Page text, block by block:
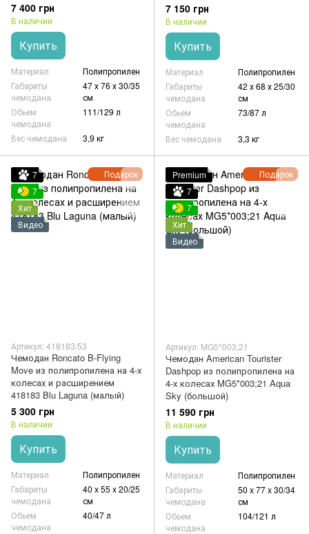
7 400 грн
В наличии
Купить
Материал
Полипропилен
Габариты
чемодана
47 х 76 х 30/35
см
Обьем
чемодана
111/129 л
Вес чемодана 3,9 кг
7 150 грн
В наличии
Купить
Материал
Полипропилен
Габариты
чемодана
42 х 68 х 25/30
см
Обьем
чемодана
73/87 л
Вес чемодана 3,3 кг
Подарок
7
7
Хит
Видео
Артикул: 418183/53
Чемодан Roncato B-Flying
Move из полипропилена на 4-х
колесах и расширением
418183 Blu Laguna (малый)
5 300 грн
В наличии
Купить
Материал
Полипропилен
Габариты
чемодана
40 x 55 x 20/25
см
Обьем
чемодана
40/47 л
Подарок
Premium
7
7
Хит
Видео
Артикул: MG5*003;21
Чемодан American Tourister
Dashpop из полипропилена на
4-х колесах MG5*003;21 Aqua
Sky (большой)
11 590 грн
В наличии
Купить
Материал
Полипропилен
Габариты
чемодана
50 x 77 x 30/34
см
Обьем
чемодана
104/121 л